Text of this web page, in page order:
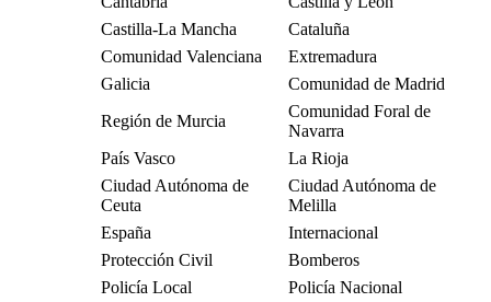
Castilla-La Mancha
Cataluña
Comunidad Valenciana
Extremadura
Galicia
Comunidad de Madrid
Región de Murcia
Comunidad Foral de
Navarra
País Vasco
La Rioja
Ciudad Autónoma de
Ceuta
Ciudad Autónoma de
Melilla
España
Internacional
Protección Civil
Bomberos
Policía Local
Policía Nacional